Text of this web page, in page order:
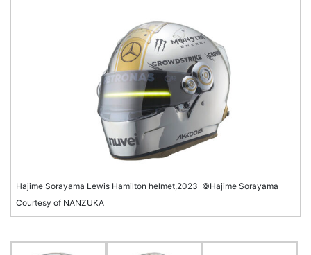
Hajime Sorayama Lewis Hamilton helmet,2023 ©Hajime Sorayama
Courtesy of NANZUKA